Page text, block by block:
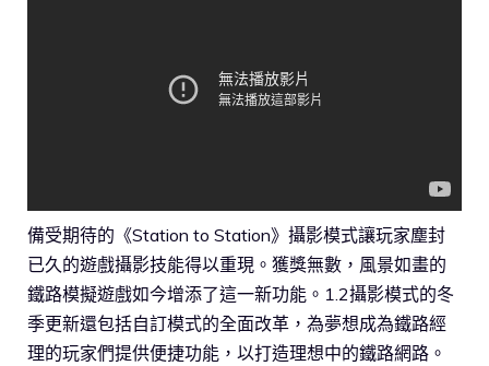
備受期待的《Station to Station》攝影模式讓玩家塵封
已久的遊戲攝影技能得以重現。獲獎無數，風景如畫的
鐵路模擬遊戲如今增添了這一新功能。1.2攝影模式的冬
季更新還包括自訂模式的全面改革，為夢想成為鐵路經
理的玩家們提供便捷功能，以打造理想中的鐵路網路。